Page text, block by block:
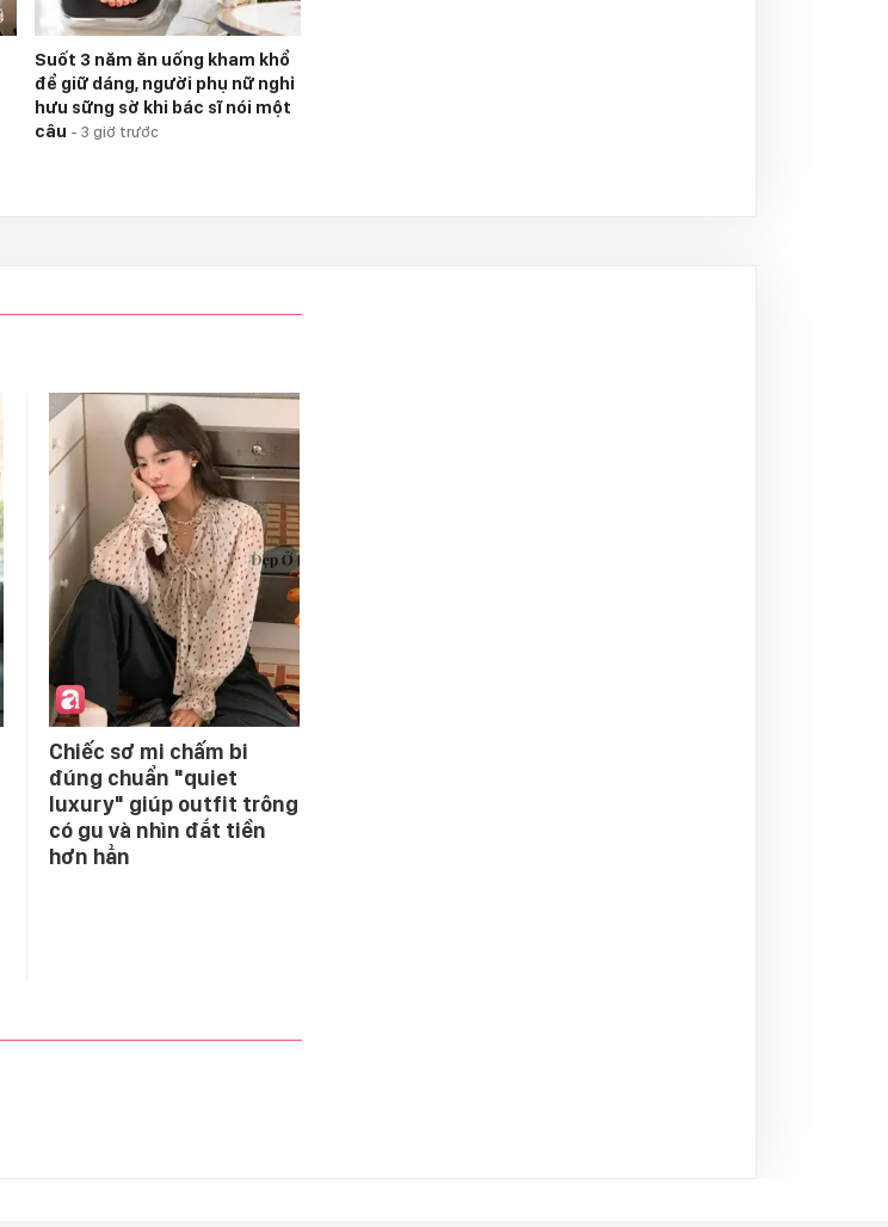
Suốt 3 năm ăn uống kham khổ
để giữ dáng, người phụ nữ nghỉ
hưu sững sờ khi bác sĩ nói một
câu - 3 giờ trước
Chiếc sơ mi chấm bi
đúng chuẩn "quiet
luxury" giúp outfit trông
có gu và nhìn đắt tiền
hơn hẳn